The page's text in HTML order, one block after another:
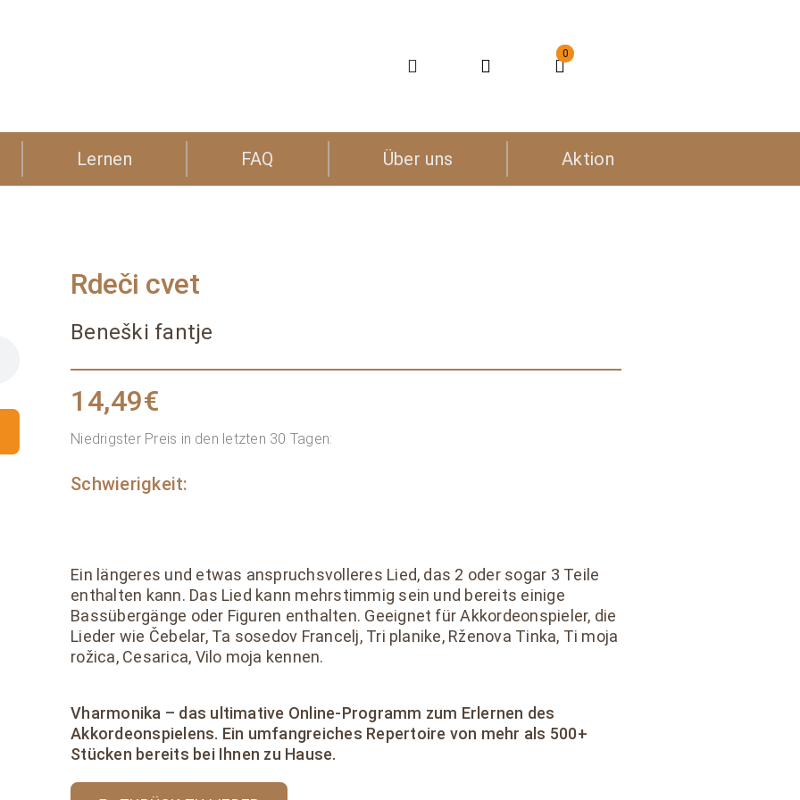
0
Lernen FAQ Über uns Aktion
Rdeči cvet
Beneški fantje
14,49€
Niedrigster Preis in den letzten 30 Tagen:
Schwierigkeit:
Ein längeres und etwas anspruchsvolleres Lied, das 2 oder sogar 3 Teile
enthalten kann. Das Lied kann mehrstimmig sein und bereits einige
Bassübergänge oder Figuren enthalten. Geeignet für Akkordeonspieler, die
Lieder wie Čebelar, Ta sosedov Francelj, Tri planike, Rženova Tinka, Ti moja
rožica, Cesarica, Vilo moja kennen.
Vharmonika – das ultimative Online-Programm zum Erlernen des
Akkordeonspielens. Ein umfangreiches Repertoire von mehr als 500+
Stücken bereits bei Ihnen zu Hause.